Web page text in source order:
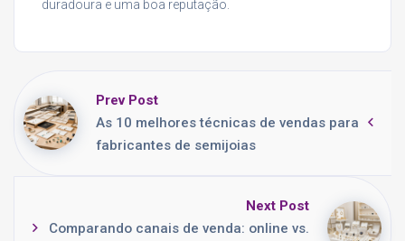
duradoura e uma boa reputação.
Prev Post
As 10 melhores técnicas de vendas para
fabricantes de semijoias
Next Post
Comparando canais de venda: online vs.